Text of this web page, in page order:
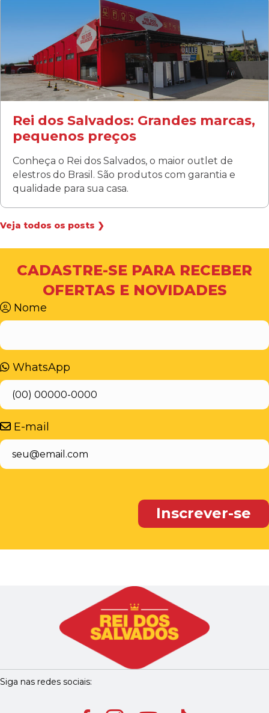
Rua Albino Beatriz, 100 - Fanny, Curitiba –PR
Segunda a sábado: 09h00 às 19h00
Domingo: FECHADA
ÚLTIMOS DIAS DE LIQUIDAÇÃO!
(41) 3411-1754
(41) 99249-4620
Rei dos Salvados: Grandes marcas,
pequenos preços
Conheça o Rei dos Salvados, o maior outlet de
elestros do Brasil. São produtos com garantia e
qualidade para sua casa.
Veja todos os posts ❯
CADASTRE-SE PARA RECEBER
OFERTAS E NOVIDADES
Nome
WhatsApp
E-mail
Siga nas redes sociais: